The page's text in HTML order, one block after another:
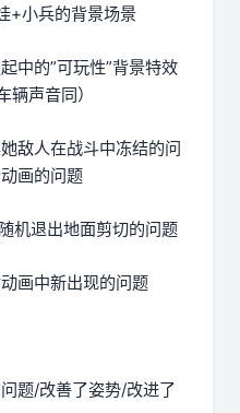
+小兵的背景场景
中的”可玩性”背景特效
声音同）
敌人在战斗中冻结的问
画的问题
机退出地面剪切的问题
画中新出现的问题
题/改善了姿势/改进了